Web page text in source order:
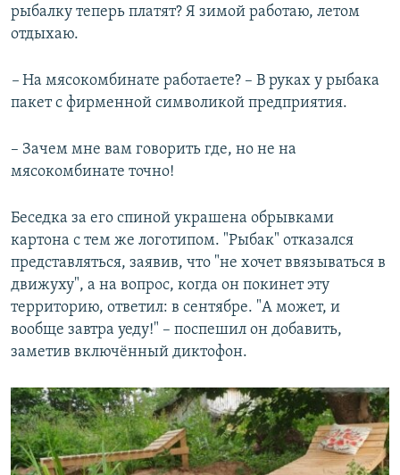
рыбалку теперь платят? Я зимой работаю, летом
отдыхаю.
– На мясокомбинате работаете? – В руках у рыбака
пакет с фирменной символикой предприятия.
– Зачем мне вам говорить где, но не на
мясокомбинате точно!
Беседка за его спиной украшена обрывками
картона с тем же логотипом. "Рыбак" отказался
представляться, заявив, что "не хочет ввязываться в
движуху", а на вопрос, когда он покинет эту
территорию, ответил: в сентябре. "А может, и
вообще завтра уеду!" – поспешил он добавить,
заметив включённый диктофон.